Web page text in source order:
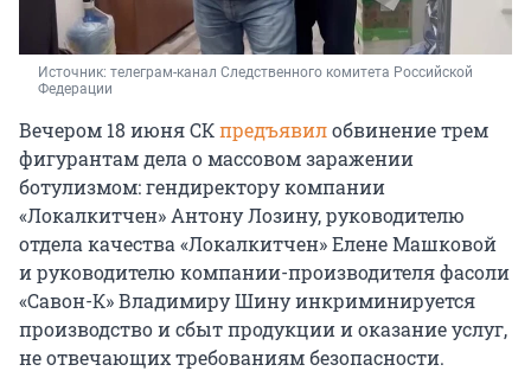
Источник: телеграм-канал Следственного комитета Российской
Федерации
Вечером 18 июня СКпредъявилобвинение трем
фигурантам дела о массовом заражении
ботулизмом: гендиректору компании
«Локалкитчен» Антону Лозину, руководителю
отдела качества «Локалкитчен» Елене Машковой
и руководителю компании-производителя фасоли
«Савон-К» Владимиру Шину инкриминируется
производство и сбыт продукции и оказание услуг,
не отвечающих требованиям безопасности.